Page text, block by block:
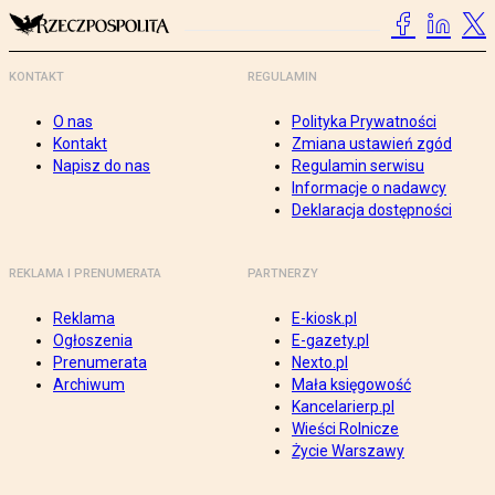
KONTAKT
O nas
Kontakt
Napisz do nas
REGULAMIN
Polityka Prywatności
Zmiana ustawień zgód
Regulamin serwisu
Informacje o nadawcy
Deklaracja dostępności
REKLAMA I PRENUMERATA
Reklama
Ogłoszenia
Prenumerata
Archiwum
PARTNERZY
E-kiosk.pl
E-gazety.pl
Nexto.pl
Mała księgowość
Kancelarierp.pl
Wieści Rolnicze
Życie Warszawy